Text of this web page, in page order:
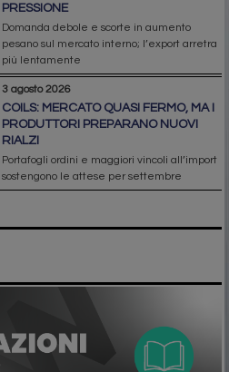
PRESSIONE
Domanda debole e scorte in aumento
pesano sul mercato interno; l’export arretra
più lentamente
3 agosto 2026
COILS: MERCATO QUASI FERMO, MA I
PRODUTTORI PREPARANO NUOVI
RIALZI
Portafogli ordini e maggiori vincoli all’import
sostengono le attese per settembre